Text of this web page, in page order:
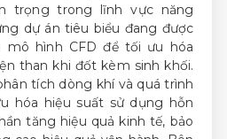
trọng trong lĩnh vực năng
dự án tiêu biểu đang được
mô hình CFD để tối ưu hóa
than khi đốt kèm sinh khối.
tích dòng khí và quá trình
hóa hiệu suất sử dụng hỗn
tăng hiệu quả kinh tế, bảo